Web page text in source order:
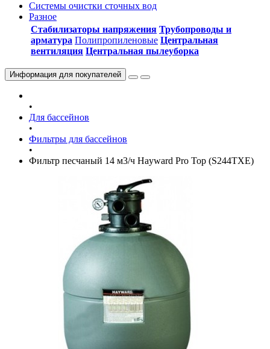
Системы очистки сточных вод
Разное
Стабилизаторы напряжения Трубопроводы и
арматура Полипропиленовые Центральная
вентиляция Центральная пылеуборка
Информация для покупателей
•
Для бассейнов
•
Фильтры для бассейнов
•
Фильтр песчаный 14 м3/ч Hayward Pro Top (S244TXE)